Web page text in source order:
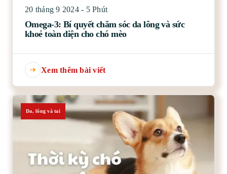
20 tháng 9 2024 - 5 Phút
Omega-3: Bí quyết chăm sóc da lông và sức
khoẻ toàn diện cho chó mèo
Xem thêm bài viết
Da, lông và tai